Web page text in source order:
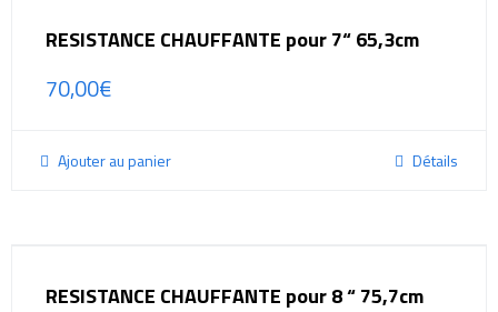
RESISTANCE CHAUFFANTE pour 7“ 65,3cm
70,00€
Ajouter au panier Détails
RESISTANCE CHAUFFANTE pour 8 “ 75,7cm